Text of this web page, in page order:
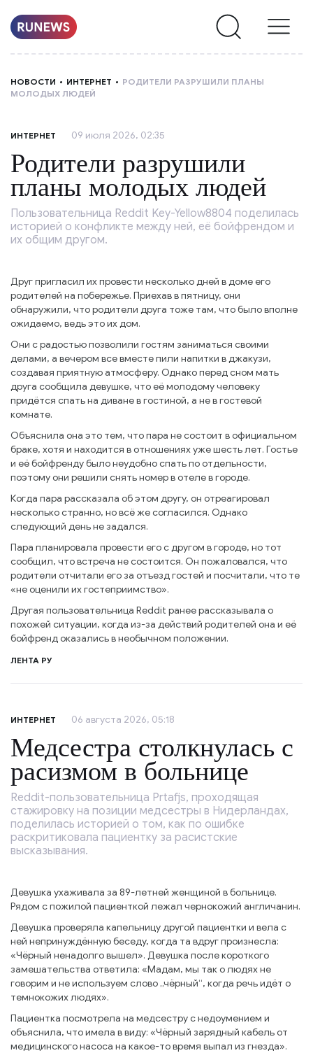
О
НАС
НОВОСТИ ИНТЕРНЕТ
РОДИТЕЛИ РАЗРУШИЛИ ПЛАНЫ
МОЛОДЫХ ЛЮДЕЙ
ИНТЕРНЕТ 09 июля 2026, 02:35
Родители разрушили
планы молодых людей
Пользовательница Reddit Key-Yellow8804 поделилась
историей о конфликте между ней, её бойфрендом и
их общим другом.
Друг пригласил их провести несколько дней в доме его
родителей на побережье. Приехав в пятницу, они
обнаружили, что родители друга тоже там, что было вполне
ожидаемо, ведь это их дом.
Они с радостью позволили гостям заниматься своими
делами, а вечером все вместе пили напитки в джакузи,
создавая приятную атмосферу. Однако перед сном мать
друга сообщила девушке, что её молодому человеку
придётся спать на диване в гостиной, а не в гостевой
комнате.
Объяснила она это тем, что пара не состоит в официальном
браке, хотя и находится в отношениях уже шесть лет. Гостье
и её бойфренду было неудобно спать по отдельности,
поэтому они решили снять номер в отеле в городе.
Когда пара рассказала об этом другу, он отреагировал
несколько странно, но всё же согласился. Однако
следующий день не задался.
Пара планировала провести его с другом в городе, но тот
сообщил, что встреча не состоится. Он пожаловался, что
родители отчитали его за отъезд гостей и посчитали, что те
«не оценили их гостеприимство».
Другая пользовательница Reddit ранее рассказывала о
похожей ситуации, когда из-за действий родителей она и её
бойфренд оказались в необычном положении.
ЛЕНТА РУ
ИНТЕРНЕТ 06 августа 2026, 05:18
Медсестра столкнулась с
расизмом в больнице
Reddit-пользовательница Prtafjs, проходящая
стажировку на позиции медсестры в Нидерландах,
поделилась историей о том, как по ошибке
раскритиковала пациентку за расистские
высказывания.
Девушка ухаживала за 89-летней женщиной в больнице.
Рядом с пожилой пациенткой лежал чернокожий англичанин.
Девушка проверяла капельницу другой пациентки и вела с
ней непринуждённую беседу, когда та вдруг произнесла:
«Чёрный ненадолго вышел». Девушка после короткого
замешательства ответила: «Мадам, мы так о людях не
говорим и не используем слово „чёрный“, когда речь идёт о
темнокожих людях».
Пациентка посмотрела на медсестру с недоумением и
объяснила, что имела в виду: «Чёрный зарядный кабель от
медицинского насоса на какое-то время выпал из гнезда».